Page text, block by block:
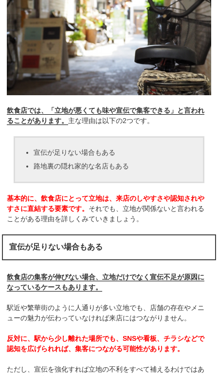
飲食店では、「立地が悪くても味や宣伝で集客できる」と言われ
ることがあります。 主な理由は以下の2つです。
宣伝が足りない場合もある
路地裏の隠れ家的な名店もある
基本的に、飲食店にとって立地は、来店のしやすさや認知されや
すさに直結する要素です。 それでも、立地が関係ないと言われる
ことがある理由を詳しくみていきましょう。
宣伝が足りない場合もある
飲食店の集客が伸びない場合、立地だけでなく宣伝不足が原因に
なっているケースもあります。
駅近や繁華街のように人通りが多い立地でも、店舗の存在やメニ
ューの魅力が伝わっていなければ来店にはつながりません。
反対に、駅から少し離れた場所でも、SNSや看板、チラシなどで
認知を広げられれば、集客につながる可能性があります。
ただし、宣伝を強化すれば立地の不利をすべて補えるわけではあ